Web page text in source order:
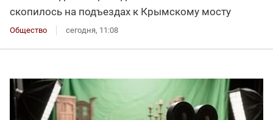
скопилось на подъездах к Крымскому мосту
Общество сегодня, 11:08